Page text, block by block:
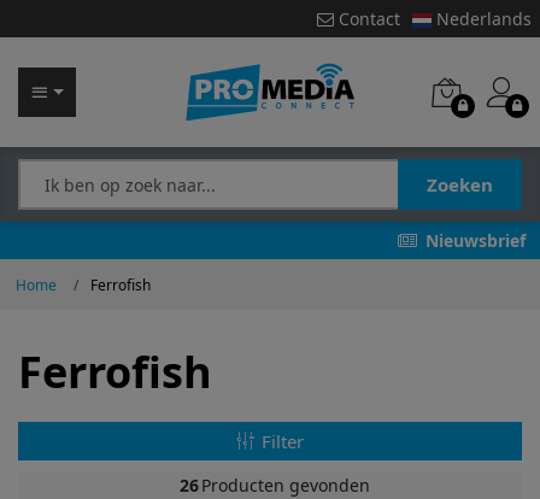
Contact Nederlands
Zoeken
Nieuwsbrief
Home Ferrofish
Ferrofish
Filter
26Producten gevonden